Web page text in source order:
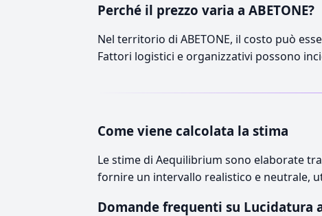
Perché il prezzo varia a ABETONE?
Nel territorio di ABETONE, il costo può
Fattori logistici e organizzativi possono
Come viene calcolata la stima
Le stime di Aequilibrium sono elaborate
fornire un intervallo realistico e neutrale,
Domande frequenti su Lucidatura